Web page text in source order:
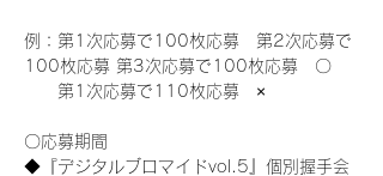
例：第1次応募で100枚応募　第2次応募で
100枚応募 第3次応募で100枚応募　〇
第1次応募で110枚応募　×
〇応募期間
◆『デジタルブロマイドvol.5』個別握手会